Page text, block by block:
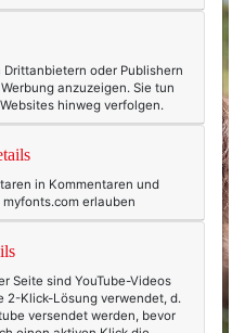
oder Publishern
anzuzeigen. Sie tun
hinweg verfolgen.
in Kommentaren und
erlauben
Seite sind YouTube-Videos
2-Klick-Lösung verwendet, d.
versendet werden, bevor